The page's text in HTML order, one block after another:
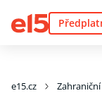
e15.cz Zahraniční